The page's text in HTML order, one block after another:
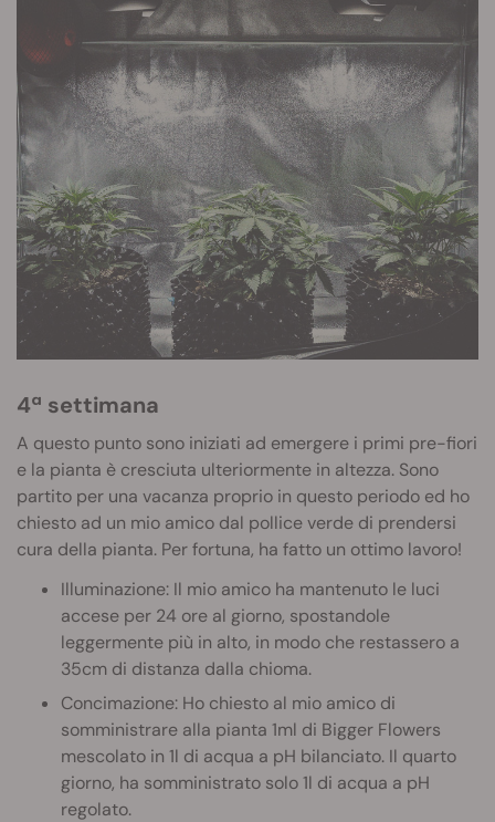
4ª settimana
A questo punto sono iniziati ad emergere i primi pre-fiori
e la pianta è cresciuta ulteriormente in altezza. Sono
partito per una vacanza proprio in questo periodo ed ho
chiesto ad un mio amico dal pollice verde di prendersi
cura della pianta. Per fortuna, ha fatto un ottimo lavoro!
Illuminazione: Il mio amico ha mantenuto le luci
accese per 24 ore al giorno, spostandole
leggermente più in alto, in modo che restassero a
35cm di distanza dalla chioma.
Concimazione: Ho chiesto al mio amico di
somministrare alla pianta 1ml di Bigger Flowers
mescolato in 1l di acqua a pH bilanciato. Il quarto
giorno, ha somministrato solo 1l di acqua a pH
regolato.